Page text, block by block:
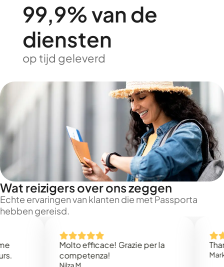
99,9% van de
diensten
op tijd geleverd
Wat reizigers over ons zeggen
Echte ervaringen van klanten die met Passporta
hebben gereisd.
Molto efficace! Grazie per la
competenza!
Thank